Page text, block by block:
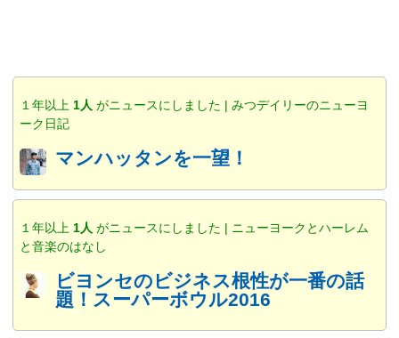
１年以上 1人 がニュースにしました | みつデイリーのニューヨ
ーク日記
マンハッタンを一望！
１年以上 1人 がニュースにしました | ニューヨークとハーレム
と音楽のはなし
ビヨンセのビジネス根性が一番の話
題！スーパーボウル2016